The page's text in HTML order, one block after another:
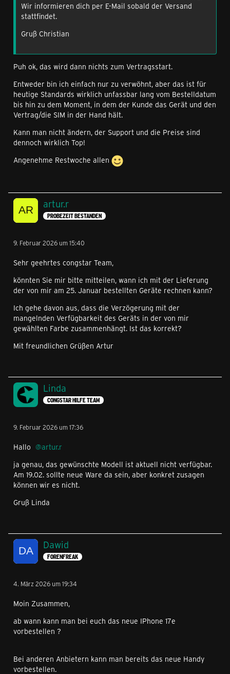
Wir informieren dich per E-Mail sobald der Versand
stattfindet.
Gruß Christian
Puh ok, das wird dann nichts zum Vertragsstart.
Entweder bin ich einfach nur zu verwöhnt, aber das ist für
heutige Standards wirklich unfassbar lang vom Bestelldatum
bis hin zu dem Moment, in dem der Kunde das Gerät und den
Vertrag/die SIM in der Hand hält.
Kann man nicht ändern, der Support und die Preise sind
dennoch wirklich Top!
Angenehme Restwoche allen
artur.r
PROBEZEIT BESTANDEN
9. Februar 2026 um 15:40
Sehr geehrtes congstar Team,
könnten Sie mir bitte mitteilen, wann ich mit der Lieferung
der von mir am 25. Januar bestellten Geräte rechnen kann?
Ich gehe davon aus, dass die Verzögerung mit der
mangelnden Verfügbarkeit des Geräts in der von mir
gewählten Farbe zusammenhängt. Ist das korrekt?
Mit freundlichen Grüßen Artur
Linda
CONGSTAR HILFE TEAM
9. Februar 2026 um 17:36
Hallo
artur.r
ja genau, das gewünschte Modell ist aktuell nicht verfügbar.
Am 19.02. sollte neue Ware da sein, aber konkret zusagen
können wir es nicht.
Gruß Linda
Dawid
FORENFREAK
4. März 2026 um 19:34
Moin Zusammen,
ab wann kann man bei euch das neue IPhone 17e
vorbestellen ?
Bei anderen Anbietern kann man bereits das neue Handy
vorbestellen.